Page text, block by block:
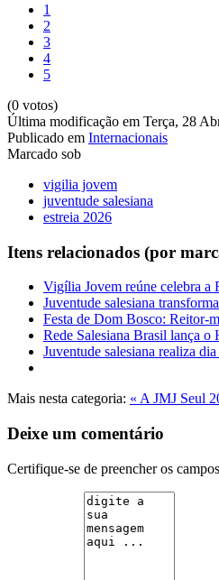
1
2
3
4
5
(0 votos)
Última modificação em Terça, 28
Publicado em Internacionais
Marcado sob
vigilia jovem
juventude salesiana
estreia 2026
Itens relacionados (por
Vigília Jovem reúne celebra a
Juventude salesiana
Festa de Dom Bosco: Reitor-
Rede Salesiana Brasil lança o
Juventude salesiana realiza
Mais nesta categoria: « A JMJ Seul
Deixe um comentário
Certifique-se de preencher os